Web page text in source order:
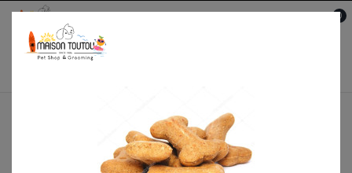
0
Accueil
Pour
Accessoires
Bandana Milk & Pepper
Yaël